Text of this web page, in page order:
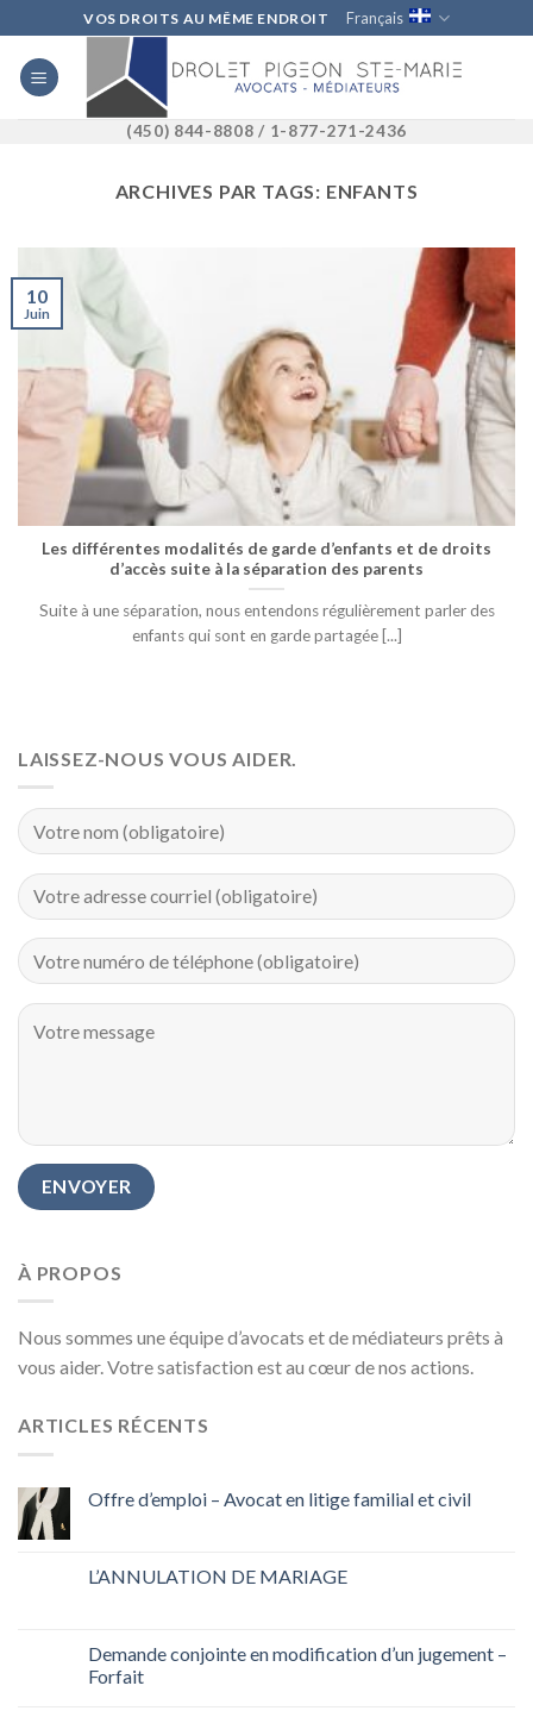
to
content
VOS DROITS AU MÊME ENDROIT Français
(450) 844-8808 / 1-877-271-2436
ARCHIVES PAR TAGS: ENFANTS
Les différentes modalités de garde d’enfants et de droits
d’accès suite à la séparation des parents
Suite à une séparation, nous entendons régulièrement parler des
enfants qui sont en garde partagée [...]
10
Juin
LAISSEZ-NOUS VOUS AIDER.
À PROPOS
Nous sommes une équipe d’avocats et de médiateurs prêts à
vous aider. Votre satisfaction est au cœur de nos actions.
ARTICLES RÉCENTS
Offre d’emploi – Avocat en litige familial et civil
L’ANNULATION DE MARIAGE
Demande conjointe en modification d’un jugement –
Forfait